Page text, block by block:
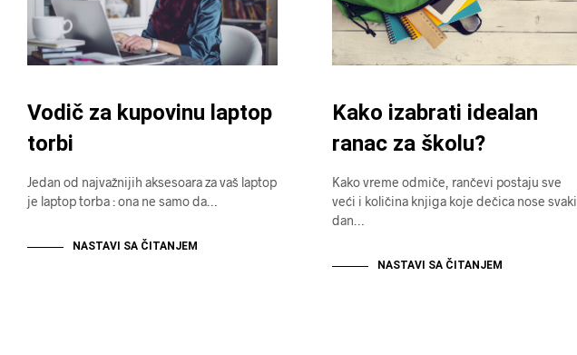
Vodič za kupovinu laptop
torbi
Jedan od najvažnijih aksesoara za vaš laptop
je laptop torba : ona ne samo da…
NASTAVI SA ČITANJEM
Kako izabrati idealan
ranac za školu?
Kako vreme odmiče, rančevi postaju sve
veći i količina knjiga koje dečica nose svaki
dan…
NASTAVI SA ČITANJEM